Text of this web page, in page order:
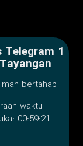
Telegram 1
bertahap
waktu
00:59:21